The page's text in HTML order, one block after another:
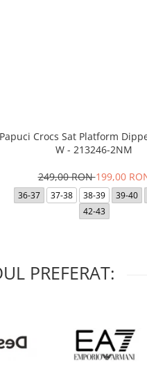
Papuci Crocs Sat Platform
W - 213246-2NM
249,00 RON199,00
36-37 37-38 38-39 39-40
42-43
PREFERAT: